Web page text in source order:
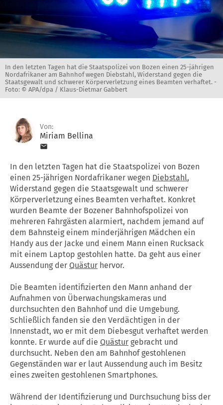
In den letzten Tagen hat die Staatspolizei von Bozen einen 25-jährigen
Nordafrikaner am Bahnhof wegen Diebstahl, Widerstand gegen die
Staatsgewalt und schwerer Körperverletzung eines Beamten verhaftet. -
Foto: © APA/dpa / Klaus-Dietmar Gabbert
Von:
Miriam Bellina
In den letzten Tagen hat die Staatspolizei von Bozen
einen 25-jährigen Nordafrikaner wegen Diebstahl,
Widerstand gegen die Staatsgewalt und schwerer
Körperverletzung eines Beamten verhaftet. Konkret
wurden Beamte der Bozener Bahnhofspolizei von
mehreren Fahrgästen alarmiert, nachdem jemand auf
dem Bahnsteig einem minderjährigen Mädchen ein
Handy aus der Jacke und einem Mann einen Rucksack
mit einem Laptop gestohlen hatte. Da geht aus einer
Aussendung der Quästur hervor.
Die Beamten identifizierten den Mann anhand der
Aufnahmen von Überwachungskameras und
durchsuchten den Bahnhof und die Umgebung.
Schließlich fanden sie den Verdächtigen in der
Innenstadt, wo er mit dem Diebesgut verhaftet werden
konnte. Er wurde auf die Quästur gebracht und
durchsucht. Neben den am Bahnhof gestohlenen
Gegenständen war er laut Aussendung auch im Besitz
eines zweiten gestohlenen Smartphones.
Während der Identifizierung und Durchsuchung biss der